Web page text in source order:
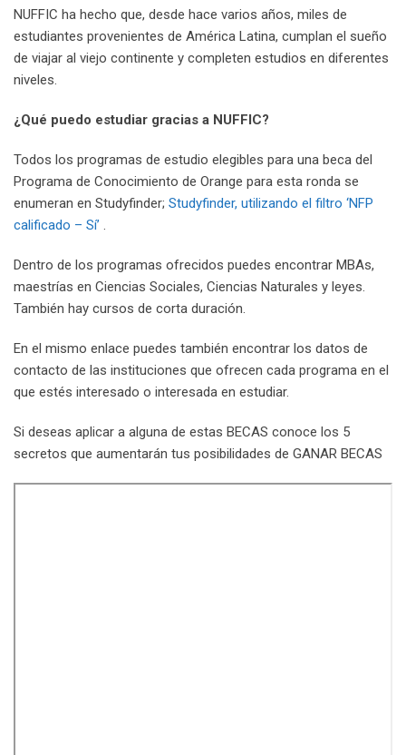
NUFFIC ha hecho que, desde hace varios años, miles de
estudiantes provenientes de América Latina, cumplan el sueño
de viajar al viejo continente y completen estudios en diferentes
niveles.
¿Qué puedo estudiar gracias a NUFFIC?
Todos los programas de estudio elegibles para una beca del
Programa de Conocimiento de Orange para esta ronda se
enumeran en Studyfinder; Studyfinder, utilizando el filtro ‘NFP
calificado – Sí’ .
Dentro de los programas ofrecidos puedes encontrar MBAs,
maestrías en Ciencias Sociales, Ciencias Naturales y leyes.
También hay cursos de corta duración.
En el mismo enlace puedes también encontrar los datos de
contacto de las instituciones que ofrecen cada programa en el
que estés interesado o interesada en estudiar.
Si deseas aplicar a alguna de estas BECAS conoce los 5
secretos que aumentarán tus posibilidades de GANAR BECAS